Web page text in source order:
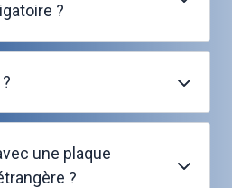
?
une plaque
?